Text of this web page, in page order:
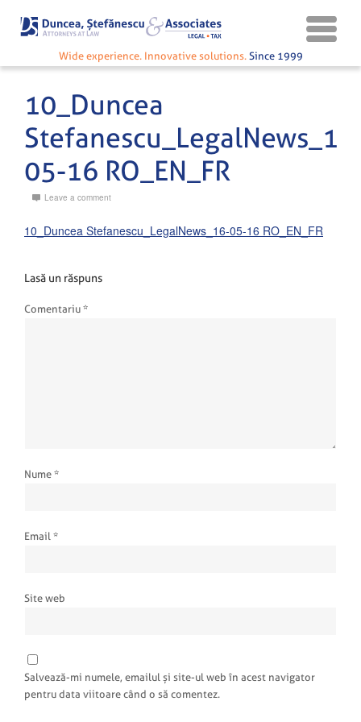
Wide experience. Innovative solutions. Since 1999
10_Duncea
05-16 RO_EN_FR
Leave a comment
10_Duncea Stefanescu_LegalNews_16-05-16 RO_EN_FR
Lasă un răspuns
Comentariu *
Nume *
Email *
Site web
Salvează-mi numele, emailul și site-ul web în acest navigator
pentru data viitoare când o să comentez.